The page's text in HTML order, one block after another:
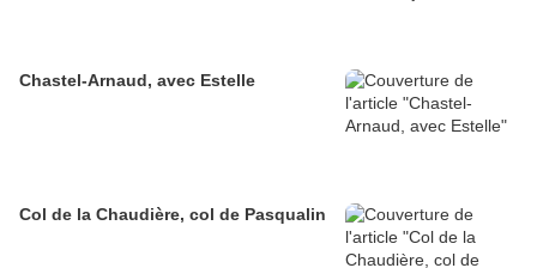
Chastel-Arnaud, avec Estelle
Col de la Chaudière, col de Pasqualin